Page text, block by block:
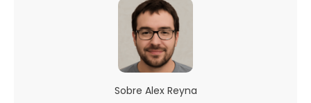
Sobre Alex Reyna